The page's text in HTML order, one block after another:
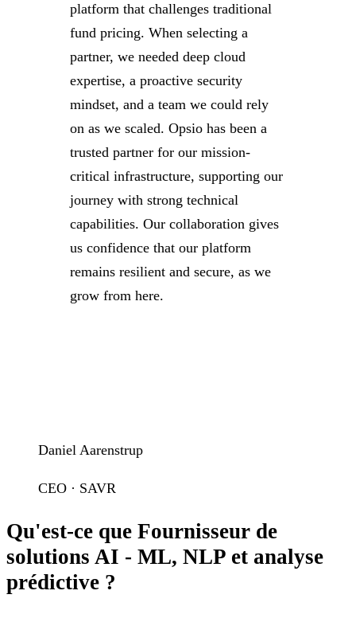
platform that challenges traditional
fund pricing. When selecting a
partner, we needed deep cloud
expertise, a proactive security
mindset, and a team we could rely
on as we scaled. Opsio has been a
trusted partner for our mission-
critical infrastructure, supporting our
journey with strong technical
capabilities. Our collaboration gives
us confidence that our platform
remains resilient and secure, as we
grow from here.
Daniel Aarenstrup
CEO · SAVR
Qu'est-ce que Fournisseur de
solutions AI - ML, NLP et analyse
prédictive ?